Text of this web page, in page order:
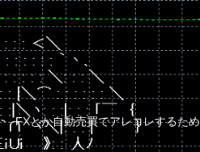
FXとか自動売買でアレコレするた